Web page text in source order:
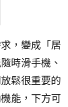
，變成「居
時滑手機、
鬆很重要的
能，下方可